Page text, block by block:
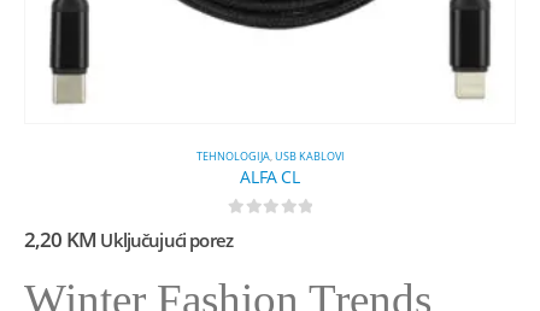
TEHNOLOGIJA,USB KABLOVI
ALFA CL
2,20 KM Uključujući porez
Winter Fashion Trends